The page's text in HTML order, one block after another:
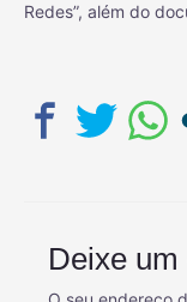
Redes”, além do
Deixe